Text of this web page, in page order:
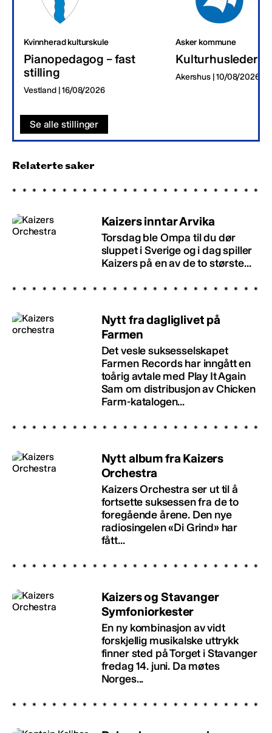
Kvinnherad kulturskule
Pianopedagog – fast
stilling
Vestland | 16/08/2026
Asker kommune
Kulturhusleder
Akershus | 10/08/2026
Se alle stillinger
Relaterte saker
Kaizers inntar Arvika
Torsdag ble Ompa til du dør
sluppet i Sverige og i dag spiller
Kaizers på en av de to største...
Nytt fra dagliglivet på
Farmen
Det vesle suksesselskapet
Farmen Records har inngått en
toårig avtale med Play It Again
Sam om distribusjon av Chicken
Farm-katalogen...
Nytt album fra Kaizers
Orchestra
Kaizers Orchestra ser ut til å
fortsette suksessen fra de to
foregående årene. Den nye
radiosingelen «Di Grind» har
fått...
Kaizers og Stavanger
Symfoniorkester
En ny kombinasjon av vidt
forskjellig musikalske uttrykk
finner sted på Torget i Stavanger
fredag 14. juni. Da møtes
Norges...